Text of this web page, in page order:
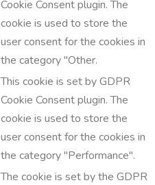
Cookie Consent plugin. The
cookie is used to store the
user consent for the cookies in
the category "Other.
This cookie is set by GDPR
Cookie Consent plugin. The
cookie is used to store the
user consent for the cookies in
the category "Performance".
The cookie is set by the GDPR